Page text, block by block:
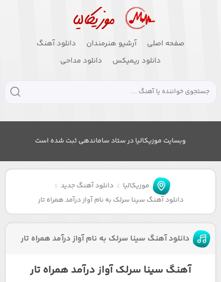
صفحه اصلی آرشیو هنرمندان
دانلود آهنگ
دانلود ریمیکس
دانلود مداحی
وبسایت موزیکالیا در ستاد ساماندهی ثبت شده است
موزیکالیا
دانلود آهنگ جدید
دانلود آهنگ سینا سرلک به نام آواز درآمد همراه تار
دانلود آهنگ سینا سرلک به نام آواز درآمد همراه تار
آهنگ سینا سرلک آواز درآمد همراه تار